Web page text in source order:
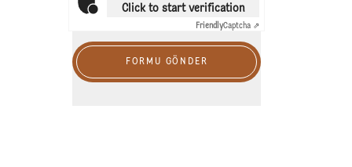
Click to start verification
FriendlyCaptcha ⇗
FORMU GÖNDER